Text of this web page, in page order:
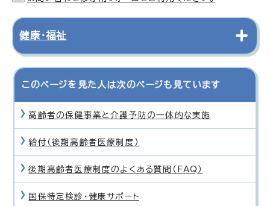
健康・福祉
このページを見た人は次のページも見ています
高齢者の保健事業と介護予防の一体的な実施
給付（後期高齢者医療制度）
後期高齢者医療制度のよくある質問（FAQ）
国保特定検診・健康サポート